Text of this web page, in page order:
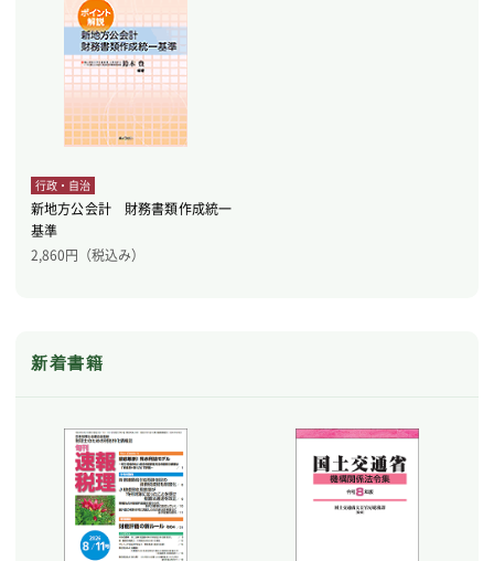
行政・自治
新地方公会計 財務書類作成統一
基準
2,860円（税込み）
新着書籍